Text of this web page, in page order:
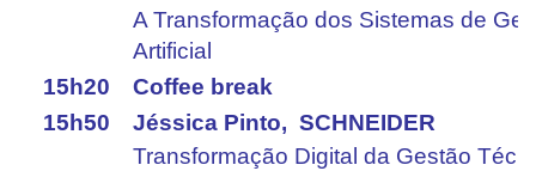
A Transformação dos Sistemas de
Artificial
15h20
Coffee break
15h50
Jéssica Pinto, SCHNEIDER
Transformação Digital da Gestão